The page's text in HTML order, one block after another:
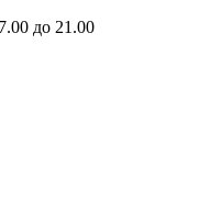
до 21.00